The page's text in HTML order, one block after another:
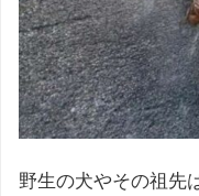
野生の犬やその祖先